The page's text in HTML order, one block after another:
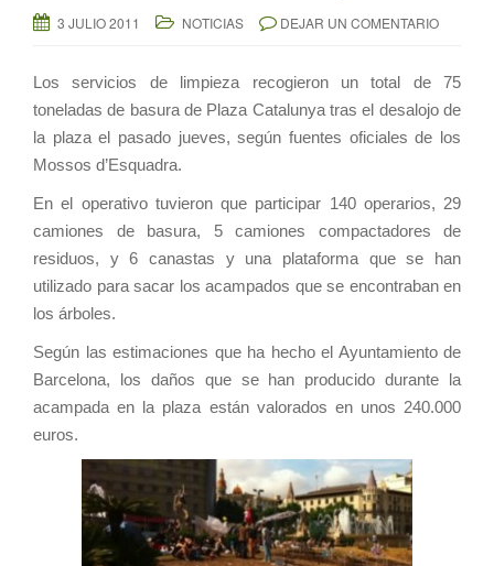
3 JULIO 2011 NOTICIAS DEJAR UN COMENTARIO
Los servicios de limpieza recogieron un total de 75
toneladas de basura de Plaza Catalunya tras el desalojo de
la plaza el pasado jueves, según fuentes oficiales de los
Mossos d’Esquadra.
En el operativo tuvieron que participar 140 operarios, 29
camiones de basura, 5 camiones compactadores de
residuos, y 6 canastas y una plataforma que se han
utilizado para sacar los acampados que se encontraban en
los árboles.
Según las estimaciones que ha hecho el Ayuntamiento de
Barcelona, los daños que se han producido durante la
acampada en la plaza están valorados en unos 240.000
euros.